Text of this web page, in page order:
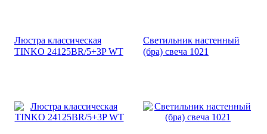
Люстра классическая
TINKO 24125BR/5+3P WT
Светильник настенный
(бра) свеча 1021